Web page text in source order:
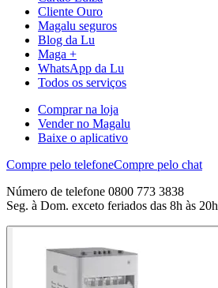
Cliente Ouro
Magalu seguros
Blog da Lu
Maga +
WhatsApp da Lu
Todos os serviços
Comprar na loja
Vender no Magalu
Baixe o aplicativo
Compre pelo telefoneCompre pelo chat
Número de telefone 0800 773 3838
Seg. à Dom. exceto feriados das 8h às 20h